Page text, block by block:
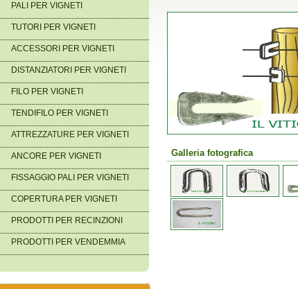
PALI PER VIGNETI
TUTORI PER VIGNETI
ACCESSORI PER VIGNETI
DISTANZIATORI PER VIGNETI
FILO PER VIGNETI
TENDIFILO PER VIGNETI
ATTREZZATURE PER VIGNETI
ANCORE PER VIGNETI
FISSAGGIO PALI PER VIGNETI
COPERTURA PER VIGNETI
PRODOTTI PER RECINZIONI
PRODOTTI PER VENDEMMIA
Galleria fotografica